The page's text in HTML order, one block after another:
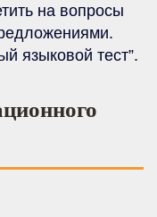
на вопросы
языковой тест”.